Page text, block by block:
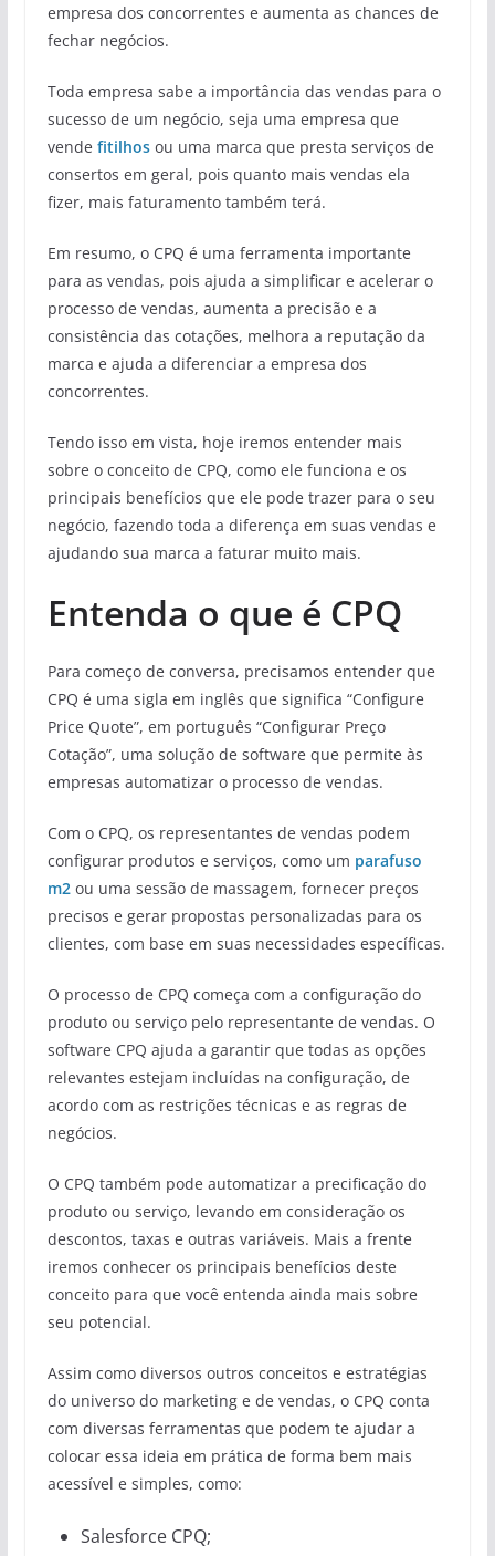
empresa dos concorrentes e aumenta as chances de
fechar negócios.
Toda empresa sabe a importância das vendas para o
sucesso de um negócio, seja uma empresa que
vende fitilhosou uma marca que presta serviços de
consertos em geral, pois quanto mais vendas ela
fizer, mais faturamento também terá.
Em resumo, o CPQ é uma ferramenta importante
para as vendas, pois ajuda a simplificar e acelerar o
processo de vendas, aumenta a precisão e a
consistência das cotações, melhora a reputação da
marca e ajuda a diferenciar a empresa dos
concorrentes.
Tendo isso em vista, hoje iremos entender mais
sobre o conceito de CPQ, como ele funciona e os
principais benefícios que ele pode trazer para o seu
negócio, fazendo toda a diferença em suas vendas e
ajudando sua marca a faturar muito mais.
Entenda o que é CPQ
Para começo de conversa, precisamos entender que
CPQ é uma sigla em inglês que significa “Configure
Price Quote”, em português “Configurar Preço
Cotação”, uma solução de software que permite às
empresas automatizar o processo de vendas.
Com o CPQ, os representantes de vendas podem
configurar produtos e serviços, como um parafuso
m2ou uma sessão de massagem, fornecer preços
precisos e gerar propostas personalizadas para os
clientes, com base em suas necessidades específicas.
O processo de CPQ começa com a configuração do
produto ou serviço pelo representante de vendas. O
software CPQ ajuda a garantir que todas as opções
relevantes estejam incluídas na configuração, de
acordo com as restrições técnicas e as regras de
negócios.
O CPQ também pode automatizar a precificação do
produto ou serviço, levando em consideração os
descontos, taxas e outras variáveis. Mais a frente
iremos conhecer os principais benefícios deste
conceito para que você entenda ainda mais sobre
seu potencial.
Assim como diversos outros conceitos e estratégias
do universo do marketing e de vendas, o CPQ conta
com diversas ferramentas que podem te ajudar a
colocar essa ideia em prática de forma bem mais
acessível e simples, como:
Salesforce CPQ;